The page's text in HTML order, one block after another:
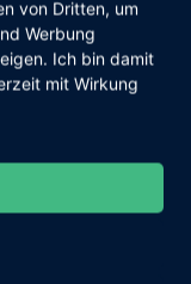
von Dritten, um
Werbung
Ich bin damit
mit Wirkung